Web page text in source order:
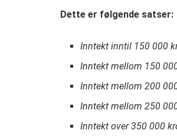
Dette er følgende satser:
Inntekt inntil 150 000
Inntekt mellom 150
Inntekt mellom 200
Inntekt mellom 250
Inntekt over 350 000